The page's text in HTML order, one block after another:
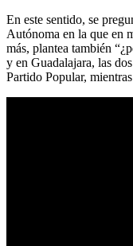
En este sentido, se
Autónoma en la que en
más, plantea también
y en Guadalajara, las
Partido Popular,